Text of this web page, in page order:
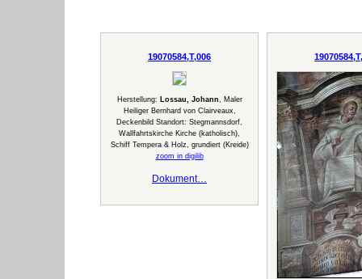
19070584,T,006
Herstellung: Lossau, Johann, Maler
Heiliger Bernhard von Clairveaux,
Deckenbild Standort: Stegmannsdorf,
Wallfahrtskirche Kirche (katholisch),
Schiff Tempera & Holz, grundiert (Kreide)
zoom in digilib
Dokument…